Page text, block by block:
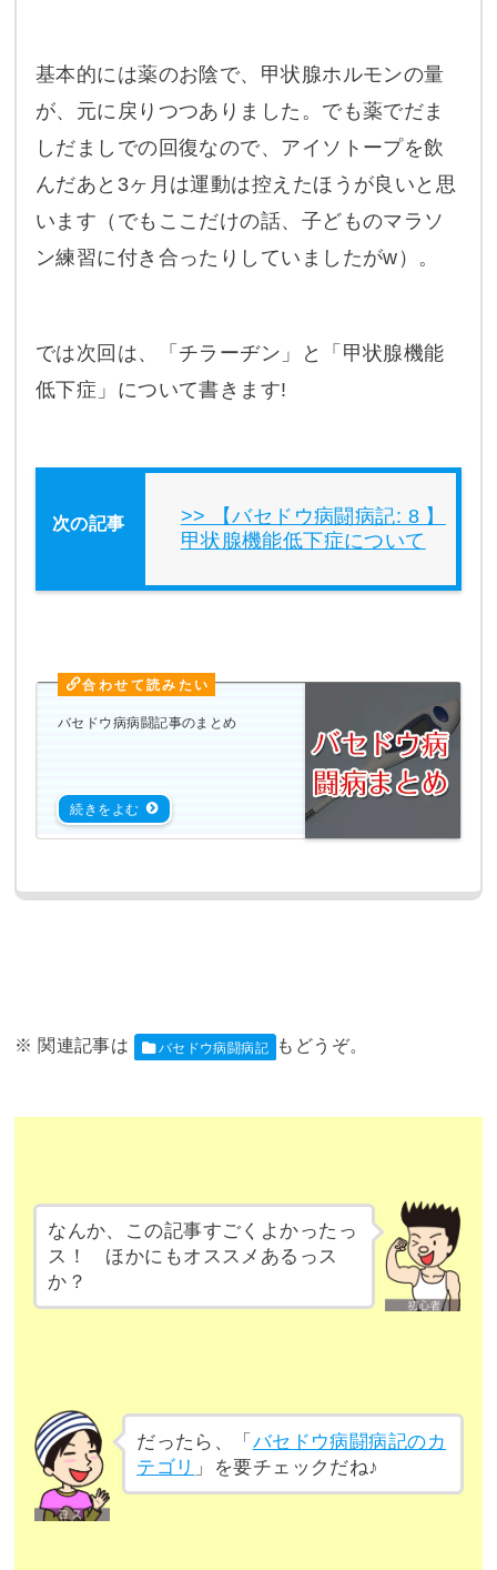
基本的には薬のお陰で、甲状腺ホルモンの量
が、元に戻りつつありました。でも薬でだま
しだましでの回復なので、アイソトープを飲
んだあと3ヶ月は運動は控えたほうが良いと思
います（ でもここだけの話、子どものマラソ
ン練習に付き合ったりしていましたがw）。
では次回は、「チラーヂン」と「甲状腺機能
低下症」について書きます!
【バセドウ病闘病記: 8 】
甲状腺機能低下症について
バセドウ病病闘記事のまとめ
バセドウ病闘病記
なんか、この記事すごくよかったっ
ス！ ほかにもオススメあるっス
か？
だったら、「 バセドウ病闘病記のカ
テゴリ 」を要チェックだね♪